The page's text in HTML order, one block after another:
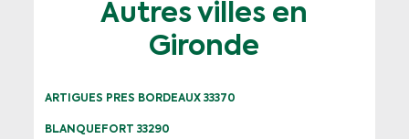
Autres villes en
Gironde
ARTIGUES PRES BORDEAUX 33370
BLANQUEFORT 33290